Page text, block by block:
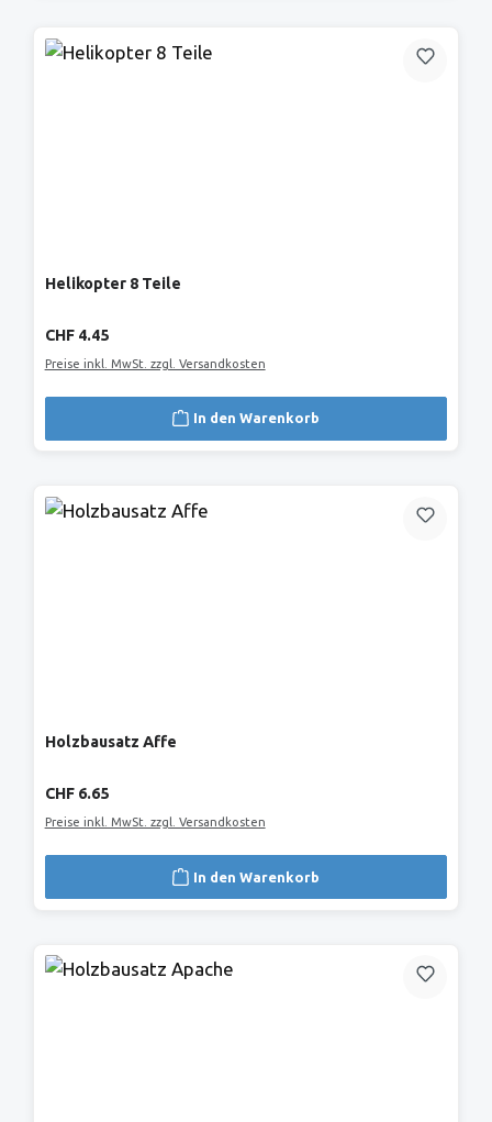
Helikopter 8 Teile
Regulärer Preis:
CHF 4.45
Preise inkl. MwSt. zzgl. Versandkosten
In den Warenkorb
Holzbausatz Affe
Regulärer Preis:
CHF 6.65
Preise inkl. MwSt. zzgl. Versandkosten
In den Warenkorb